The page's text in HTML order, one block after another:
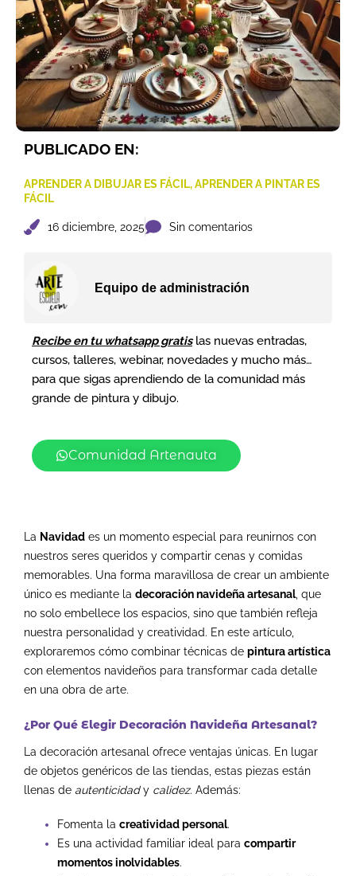
PUBLICADO EN:
APRENDER A DIBUJAR ES FÁCIL,APRENDER A PINTAR ES
FÁCIL
16 diciembre, 2025 Sin comentarios
Equipo de administración
Recibe en tu whatsapp gratislas nuevas entradas,
cursos, talleres, webinar, novedades y mucho más…
para que sigas aprendiendo de la comunidad más
grande de pintura y dibujo.
Comunidad Artenauta
La Navidad es un momento especial para reunirnos con
nuestros seres queridos y compartir cenas y comidas
memorables. Una forma maravillosa de crear un ambiente
único es mediante la decoración navideña artesanal, que
no solo embellece los espacios, sino que también refleja
nuestra personalidad y creatividad. En este artículo,
exploraremos cómo combinar técnicas de pintura artística
con elementos navideños para transformar cada detalle
en una obra de arte.
¿Por Qué Elegir Decoración Navideña Artesanal?
La decoración artesanal ofrece ventajas únicas. En lugar
de objetos genéricos de las tiendas, estas piezas están
llenas de autenticidady calidez. Además:
Fomenta la creatividad personal.
Es una actividad familiar ideal para compartir
momentos inolvidables.